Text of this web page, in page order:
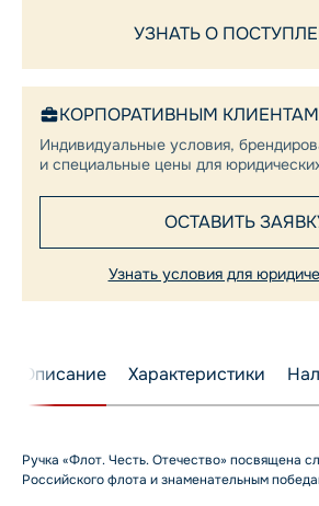
УЗНАТЬ О
КОРПОРАТИВНЫМ КЛИЕНТАМ
Индивидуальные условия,
и специальные цены для
ОСТАВИТЬ
Узнать условия для
Описание Характеристики
Ручка «Флот. Честь. Отечество» посвящена
Российского флота и знаменательным